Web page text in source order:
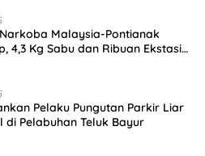
Malaysia-Pontianak
4,3 Kg Sabu dan Ribuan Ekstasi
Pelaku Pungutan Parkir Liar
di Pelabuhan Teluk Bayur